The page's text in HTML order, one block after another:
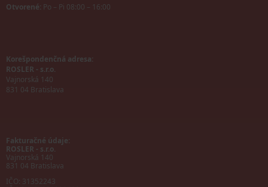
Otvorené: Po – Pi 08:00 – 16:00
Korešpondenčná adresa:
ROSLER - s.r.o.
Vajnorská 140
831 04 Bratislava
Fakturačné údaje:
ROSLER - s.r.o.
Vajnorská 140
831 04 Bratislava
IČO: 31352243